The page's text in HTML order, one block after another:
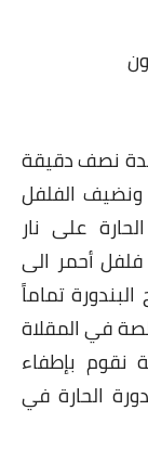
نصف دقيقة
ونضيف الفلفل
على نار
أحمر الى
تماماً
في المقلاة
نقوم بإطفاء
الحارة في